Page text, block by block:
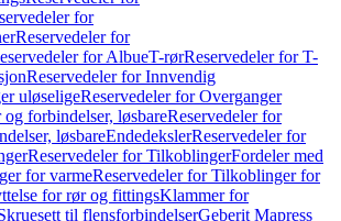
for
Reservedeler for
for AlbueT-rørReservedeler for T-
Reservedeler for Innvendig
uløseligeReservedeler for Overganger
og forbindelser, løsbareReservedeler for
løsbareEndedekslerReservedeler for
Reservedeler for TilkoblingerFordeler med
for varmeReservedeler for Tilkoblinger for
for rør og fittingsKlammer for
til flensforbindelserGeberit Mapress